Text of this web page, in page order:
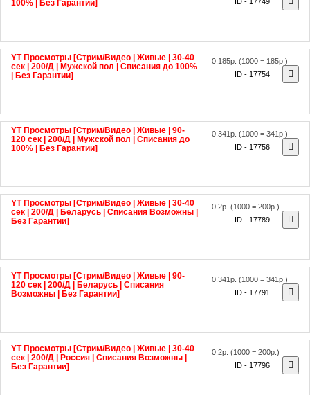
YT Просмотры [Стрим/Видео | Живые | 30-40
сек | 200/Д | Мужской пол | Списания до 100%
| Без Гарантии]
0.185р.(1000 = 185р.)
ID - 17754
YT Просмотры [Стрим/Видео | Живые | 90-
120 сек | 200/Д | Мужской пол | Списания до
100% | Без Гарантии]
0.341р.(1000 = 341р.)
ID - 17756
YT Просмотры [Стрим/Видео | Живые | 30-40
сек | 200/Д | Беларусь | Списания Возможны |
Без Гарантии]
0.2р.(1000 = 200р.)
ID - 17789
YT Просмотры [Стрим/Видео | Живые | 90-
120 сек | 200/Д | Беларусь | Списания
Возможны | Без Гарантии]
0.341р.(1000 = 341р.)
ID - 17791
YT Просмотры [Стрим/Видео | Живые | 30-40
сек | 200/Д | Россия | Списания Возможны |
Без Гарантии]
0.2р.(1000 = 200р.)
ID - 17796